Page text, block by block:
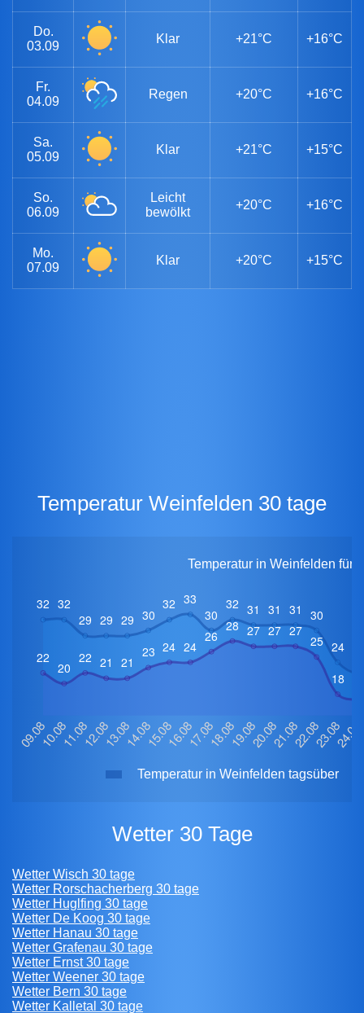
Do.
03.09
Klar +21°C +16°C
Fr.
04.09
Regen +20°C +16°C
Sa.
05.09
Klar +21°C +15°C
So.
06.09
Leicht
bewölkt
+20°C +16°C
Mo.
07.09
Klar +20°C +15°C
Temperatur Weinfelden 30 tage
Temperatur in Weinfelden für
Temperatur in Weinfelden tagsüber
Wetter 30 Tage
Wetter Wisch 30 tage
Wetter Rorschacherberg 30 tage
Wetter Huglfing 30 tage
Wetter De Koog 30 tage
Wetter Hanau 30 tage
Wetter Grafenau 30 tage
Wetter Ernst 30 tage
Wetter Weener 30 tage
Wetter Bern 30 tage
Wetter Kalletal 30 tage